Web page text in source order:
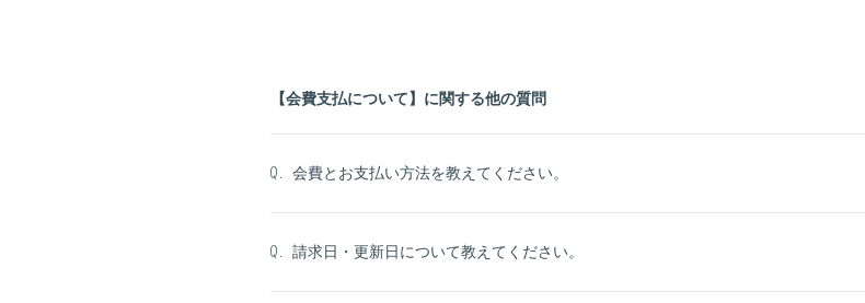
【会費支払について】に関する他の質問
Q. 会費とお支払い方法を教えてください。
Q. 請求日・更新日について教えてください。